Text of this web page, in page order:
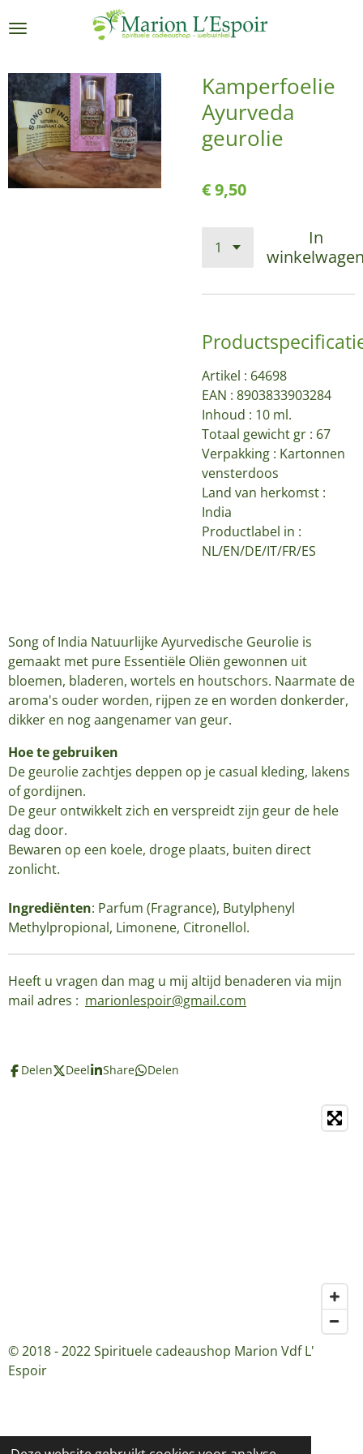
direct
de
hoofdinhoud
Kamperfoelie
Ayurveda
geurolie
€ 9,50
In
Artikel : 64698
EAN : 8903833903284
Inhoud : 10 ml.
Totaal gewicht gr : 67
Verpakking : Kartonnen
vensterdoos
Land van herkomst :
India
Productlabel in :
NL/EN/DE/IT/FR/ES
Song of India Natuurlijke Ayurvedische Geurolie is
gemaakt met pure Essentiële Oliën gewonnen uit
bloemen, bladeren, wortels en houtschors. Naarmate de
aroma's ouder worden, rijpen ze en worden donkerder,
dikker en nog aangenamer van geur.
Hoe te gebruiken
De geurolie zachtjes deppen op je casual kleding, lakens
of gordijnen.
De geur ontwikkelt zich en verspreidt zijn geur de hele
dag door.
Bewaren op een koele, droge plaats, buiten direct
zonlicht.
Ingrediënten: Parfum (Fragrance), Butylphenyl
Methylpropional, Limonene, Citronellol.
Heeft u vragen dan mag u mij altijd benaderen via mijn
mail adres : marionlespoir@gmail.com
Delen Deel Share Delen
© 2018 - 2022 Spirituele cadeaushop Marion Vdf L'
Espoir